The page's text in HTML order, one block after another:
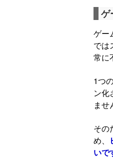
ゲ
ゲー
では
常に
1つ
ン化
ませ
その
め、
いで